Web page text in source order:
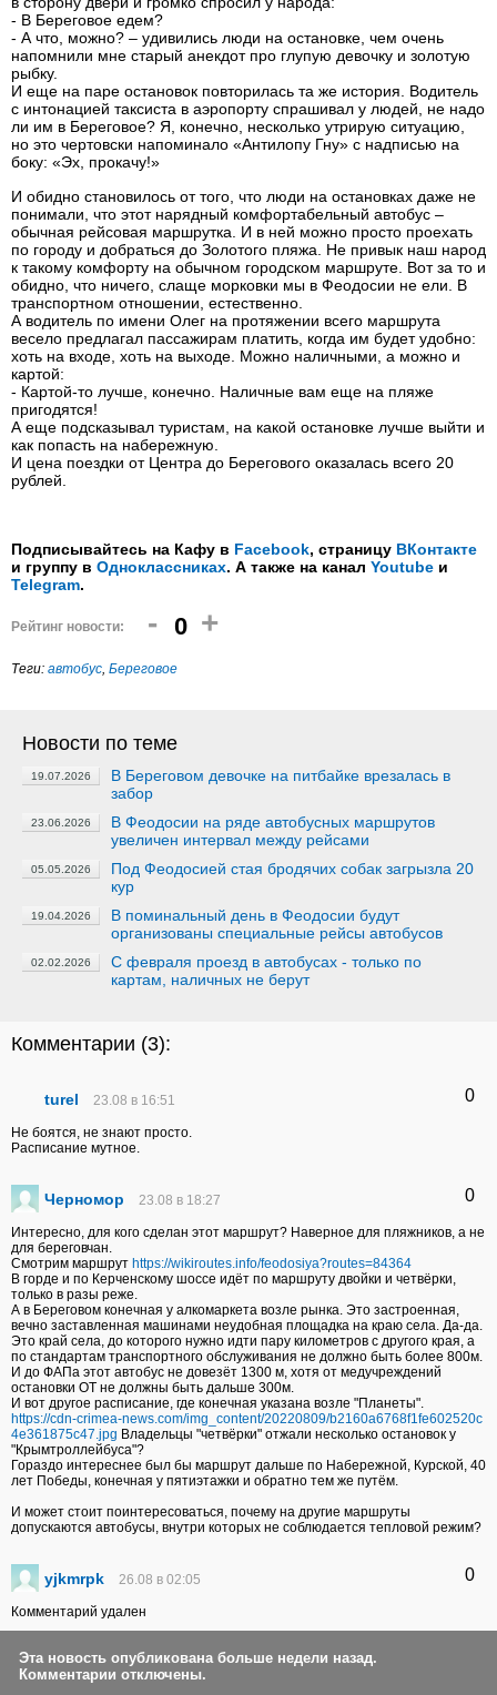
- В Береговое едем?
- А что, можно? – удивились люди на остановке, чем очень
напомнили мне старый анекдот про глупую девочку и золотую
рыбку.
И еще на паре остановок повторилась та же история. Водитель
с интонацией таксиста в аэропорту спрашивал у людей, не надо
ли им в Береговое? Я, конечно, несколько утрирую ситуацию,
но это чертовски напоминало «Антилопу Гну» с надписью на
боку: «Эх, прокачу!»
И обидно становилось от того, что люди на остановках даже не
понимали, что этот нарядный комфортабельный автобус –
обычная рейсовая маршрутка. И в ней можно просто проехать
по городу и добраться до Золотого пляжа. Не привык наш народ
к такому комфорту на обычном городском маршруте. Вот за то и
обидно, что ничего, слаще морковки мы в Феодосии не ели. В
транспортном отношении, естественно.
А водитель по имени Олег на протяжении всего маршрута
весело предлагал пассажирам платить, когда им будет удобно:
хоть на входе, хоть на выходе. Можно наличными, а можно и
картой:
- Картой-то лучше, конечно. Наличные вам еще на пляже
пригодятся!
А еще подсказывал туристам, на какой остановке лучше выйти и
как попасть на набережную.
И цена поездки от Центра до Берегового оказалась всего 20
рублей.
Подписывайтесь на Кафу в Facebook, страницу ВКонтакте
и группу в Одноклассниках. А также на канал Youtube и
Telegram.
Рейтинг новости: - 0 +
Теги: автобус, Береговое
Новости по теме
19.07.2026
В Береговом девочке на питбайке врезалась в
забор
23.06.2026
В Феодосии на ряде автобусных маршрутов
увеличен интервал между рейсами
05.05.2026
Под Феодосией стая бродячих собак загрызла 20
кур
19.04.2026
В поминальный день в Феодосии будут
организованы специальные рейсы автобусов
02.02.2026
С февраля проезд в автобусах - только по
картам, наличных не берут
Комментарии (3):
turel 23.08 в 16:51 0
Не боятся, не знают просто.
Расписание мутное.
Черномор 23.08 в 18:27 0
Интересно, для кого сделан этот маршрут? Наверное для пляжников, а не
для береговчан.
Смотрим маршрут https://wikiroutes.info/feodosiya?routes=84364
В горде и по Керченскому шоссе идёт по маршруту двойки и четвёрки,
только в разы реже.
А в Береговом конечная у алкомаркета возле рынка. Это застроенная,
вечно заставленная машинами неудобная площадка на краю села. Да-да.
Это край села, до которого нужно идти пару километров с другого края, а
по стандартам транспортного обслуживания не должно быть более 800м.
И до ФАПа этот автобус не довезёт 1300 м, хотя от медучреждений
остановки ОТ не должны быть дальше 300м.
И вот другое расписание, где конечная указана возле "Планеты".
https://cdn-crimea-news.com/img_content/20220809/b2160a6768f1fe602520c
4e361875c47.jpg Владельцы "четвёрки" отжали несколько остановок у
"Крымтроллейбуса"?
Гораздо интереснее был бы маршрут дальше по Набережной, Курской, 40
лет Победы, конечная у пятиэтажки и обратно тем же путём.
И может стоит поинтересоваться, почему на другие маршруты
допускаются автобусы, внутри которых не соблюдается тепловой режим?
yjkmrpk 26.08 в 02:05 0
Комментарий удален
Эта новость опубликована больше недели назад.
Комментарии отключены.